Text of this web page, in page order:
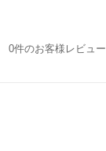
0件のお客様レビュー